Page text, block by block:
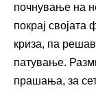
почнување на
покрај својата
криза, па
патување.
прашања, за